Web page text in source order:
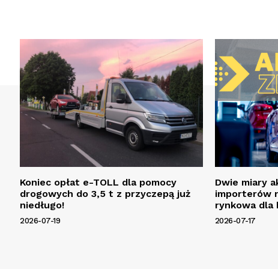
Koniec opłat e-TOLL dla pomocy
drogowych do 3,5 t z przyczepą już
niedługo!
2026-07-19
Dwie miary
importerów
rynkowa dla
2026-07-17